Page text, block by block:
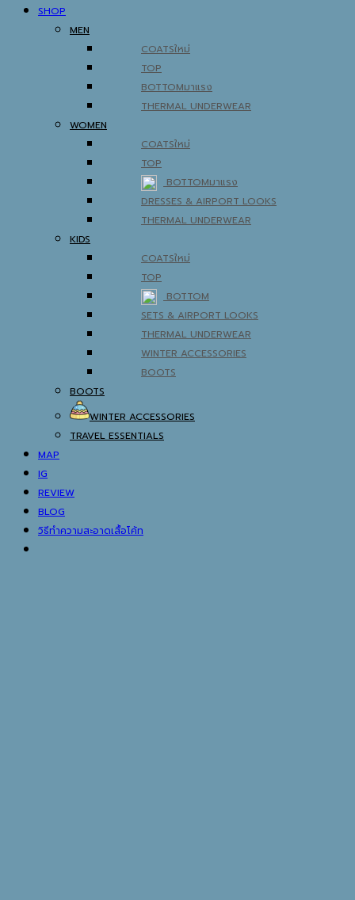
SHOP
MEN
COATS
TOP
BOTTOM
THERMAL UNDERWEAR
WOMEN
COATS
TOP
BOTTOM
DRESSES & AIRPORT LOOKS
THERMAL UNDERWEAR
KIDS
COATS
TOP
BOTTOM
SETS & AIRPORT LOOKS
THERMAL UNDERWEAR
WINTER ACCESSORIES
BOOTS
BOOTS
WINTER ACCESSORIES
TRAVEL ESSENTIALS
MAP
IG
REVIEW
BLOG
วิธีทำความสะอาดเสื้อโค้ท